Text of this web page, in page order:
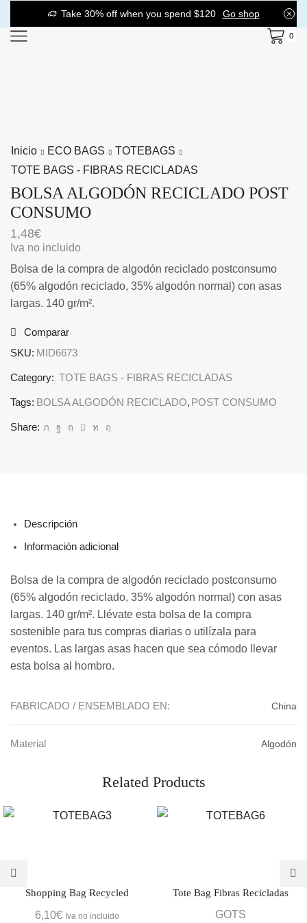
Take 30% off when you spend $120 Go shop
0
Inicio ECO BAGS
TOTEBAGS
TOTE BAGS - FIBRAS RECICLADAS
BOLSA ALGODÓN RECICLADO POST
CONSUMO
1,48€
Iva no incluido
Bolsa de la compra de algodón reciclado postconsumo
(65% algodón reciclado, 35% algodón normal) con asas
largas. 140 gr/m².
Comparar
SKU: MID6673
Category: TOTE BAGS - FIBRAS RECICLADAS
Tags: BOLSA ALGODÓN RECICLADO, POST CONSUMO
Share:
Descripción
Información adicional
Bolsa de la compra de algodón reciclado postconsumo
(65% algodón reciclado, 35% algodón normal) con asas
largas. 140 gr/m². Llévate esta bolsa de la compra
sostenible para tus compras diarias o utilízala para
eventos. Las largas asas hacen que sea cómodo llevar
esta bolsa al hombro.
FABRICADO / ENSEMBLADO EN: China
Material Algodón
Related Products
Shopping Bag Recycled
6,10€ Iva no incluido
Tote Bag Fibras Recicladas
GOTS